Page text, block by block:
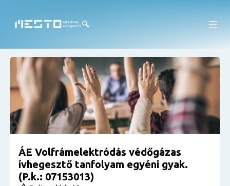
ÁE Volfrámelektródás védőgázas
ívhegesztő tanfolyam egyéni gyak.
(P.k.: 07153013)